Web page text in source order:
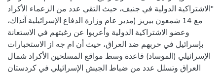
"الاشتراكية الدولية في جنيف، حيث التقي عدد من الزعماء الأكراد
مع 14 شمعون بيريز (مدير عام وزارة الدفاع الإسرائيلية آنذاك،
وعضو الاشتراكية الدولية وأعربوا عن رغبتهم في الاستعانة
بإسرائيل في حربهم ضد العراق، حيث أن ام جه از الاستخبارات
الإسرائيلي (الموساد) قاعدة وسط مواقع المسلحين الأكراد شمال
العراق وتسلل عدد من ضباط الجيش الإسرائيلي في كردستان